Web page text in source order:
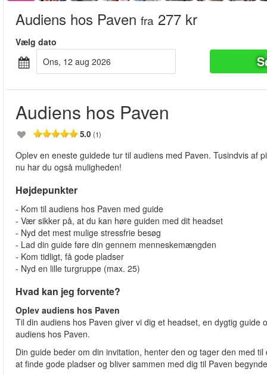
Audiens hos Paven fra 277 kr
Vælg dato
ons, 12 aug 2026
Audiens hos Paven
5.0 (1)
Oplev en eneste guidede tur til audiens med Paven. Tusindvis af
nu har du også muligheden!
Højdepunkter
- Kom til audiens hos Paven med guide
- Vær sikker på, at du kan høre guiden med dit headset
- Nyd det mest mulige stressfrie besøg
- Lad din guide føre din gennem menneskemængden
- Kom tidligt, få gode pladser
- Nyd en lille turgruppe (max. 25)
Hvad kan jeg forvente?
Oplev audiens hos Paven
Til din audiens hos Paven giver vi dig et headset, en dygtig
audiens hos Paven.
Din guide beder om din invitation, henter den og tager den med
at finde gode pladser og bliver sammen med dig til Paven